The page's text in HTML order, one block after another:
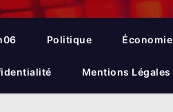
Politique Économie
Mentions Légales